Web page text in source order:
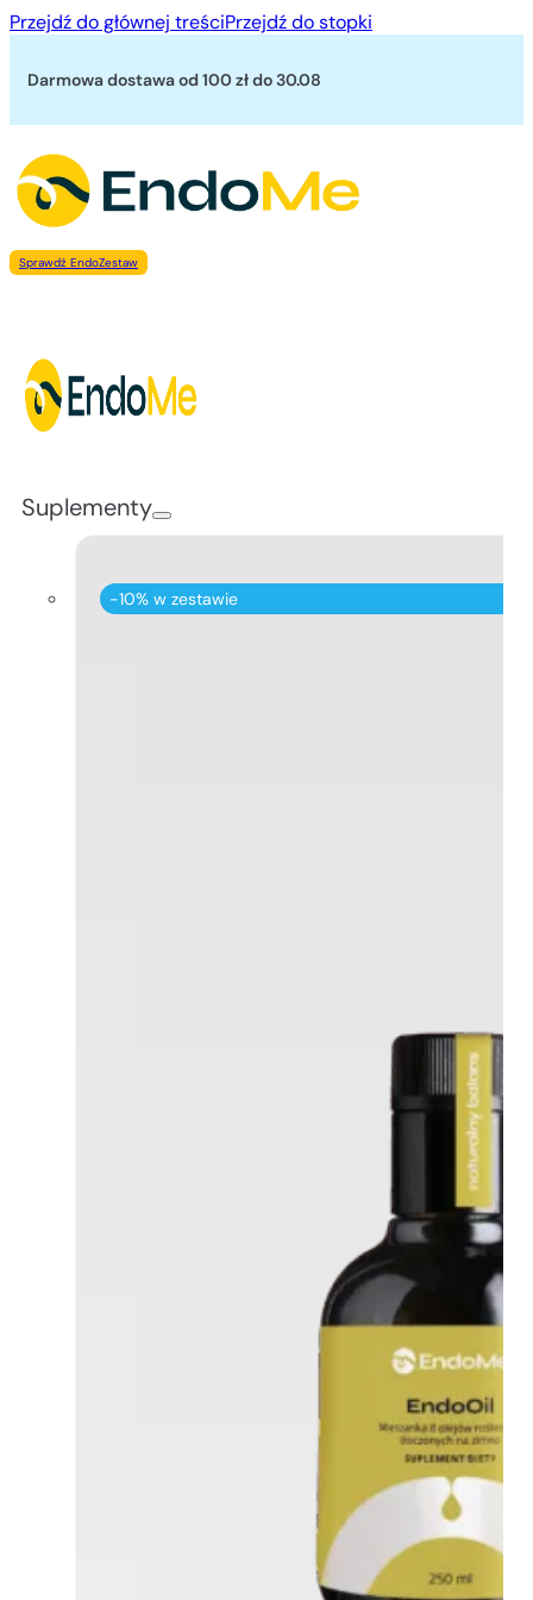
Przejdź do głównej treściPrzejdź do stopki
Darmowa dostawa od 100 złdo 30.08
Sprawdź EndoZestaw
Suplementy
-10% w zestawie